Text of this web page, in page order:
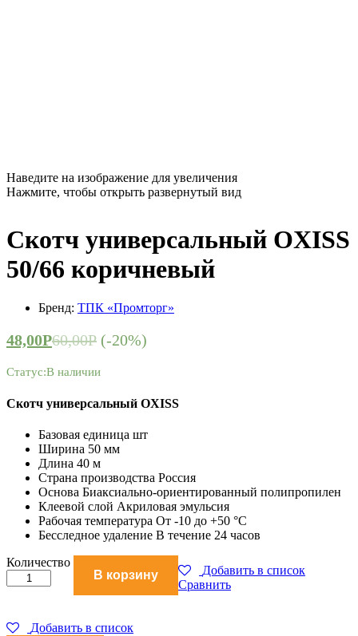
Наведите на изображение для увеличения
Нажмите, чтобы открыть развернутый вид
Скотч универсальный OXISS
50/66 коричневый
Бренд: ТПК «Промторг»
48,00Р60,00Р (-20%)
Статус:В наличии
Скотч универсальный OXISS
Базовая единица шт
Ширина 50 мм
Длина 40 м
Страна производства Россия
Основа Биаксиально-ориентированный полипропилен
Клеевой слой Акриловая эмульсия
Рабочая температура От -10 до +50 °С
Бесследное удаление В течение 24 часов
Скотч
универсальный
OXISS
коричневый
количество
Количество
В корзину
Добавить в список
Сравнить
Добавить в список